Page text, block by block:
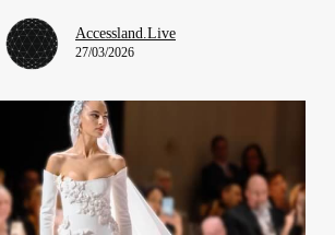
Accessland.Live
27/03/2026